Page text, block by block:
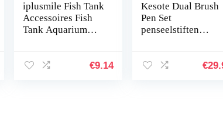
iplusmile Fish Tank
Accessoires Fish
Tank Aquarium
Houder met
€9.14
Kesote Dual Brush
Pen Set
penseelstiften
kinderen dubbele
€